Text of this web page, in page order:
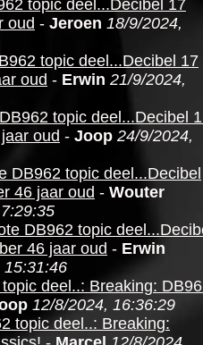
topic deel...Decibel 17
oud - Jeroen 18/9/2024,
topic deel...Decibel 17
oud - Erwin 21/9/2024,
topic deel...Decibel
oud - Joop 24/9/2024,
DB962 topic deel...Decibel
46 jaar oud - Wouter
DB962 topic
46 jaar oud - Erwin
15:31:46
deel..: Breaking:
12/8/2024, 16:36:29
topic deel..: Breaking: